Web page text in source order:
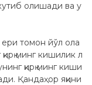
олишади ва у
ери томон йўл ола
минг кишилик л
қирқ минг киши
Қандаҳор яқини